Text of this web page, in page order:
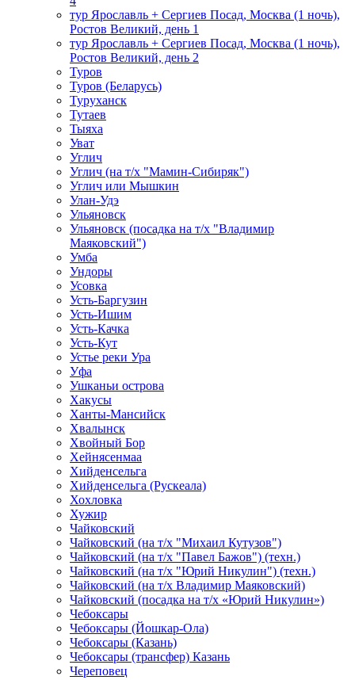
тур Ярославль + Сергиев Посад, Москва (1 ночь),
Ростов Великий, день 1
тур Ярославль + Сергиев Посад, Москва (1 ночь),
Ростов Великий, день 2
Туров
Туров (Беларусь)
Туруханск
Тутаев
Тыяха
Уват
Углич
Углич (на т/х "Мамин-Сибиряк")
Углич или Мышкин
Улан-Удэ
Ульяновск
Ульяновск (посадка на т/х "Владимир
Маяковский")
Умба
Ундоры
Усовка
Усть-Баргузин
Усть-Ишим
Усть-Качка
Усть-Кут
Устье реки Ура
Уфа
Ушканьи острова
Хакусы
Ханты-Мансийск
Хвалынск
Хвойный Бор
Хейнясенмаа
Хийденсельга
Хийденсельга (Рускеала)
Хохловка
Хужир
Чайковский
Чайковский (на т/х "Михаил Кутузов")
Чайковский (на т/х "Павел Бажов") (техн.)
Чайковский (на т/х "Юрий Никулин") (техн.)
Чайковский (на т/х Владимир Маяковский)
Чайковский (посадка на т/х «Юрий Никулин»)
Чебоксары
Чебоксары (Йошкар-Ола)
Чебоксары (Казань)
Чебоксары (трансфер) Казань
Череповец